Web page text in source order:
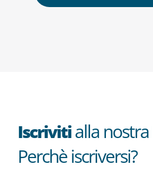
Iscrivitialla nostra
Perchè iscriversi?